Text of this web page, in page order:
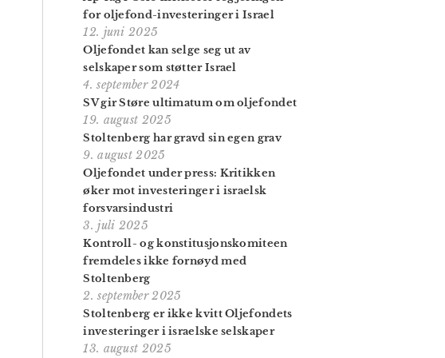
for oljefond-investeringer i Israel
12. juni 2025
Oljefondet kan selge seg ut av
selskaper som støtter Israel
4. september 2024
SV gir Støre ultimatum om oljefondet
19. august 2025
Stoltenberg har gravd sin egen grav
9. august 2025
Oljefondet under press: Kritikken
øker mot investeringer i israelsk
forsvarsindustri
3. juli 2025
Kontroll- og konstitusjons­komiteen
fremdeles ikke fornøyd med
Stoltenberg
2. september 2025
Stoltenberg er ikke kvitt Oljefondets
investeringer i israelske selskaper
13. august 2025